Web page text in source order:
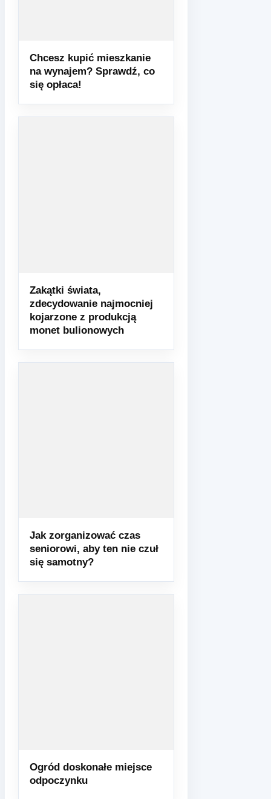
Chcesz kupić mieszkanie
na wynajem? Sprawdź, co
się opłaca!
Zakątki świata,
zdecydowanie najmocniej
kojarzone z produkcją
monet bulionowych
Jak zorganizować czas
seniorowi, aby ten nie czuł
się samotny?
Ogród doskonałe miejsce
odpoczynku